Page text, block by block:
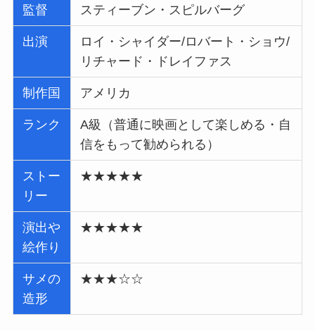
監督 スティーブン・スピルバーグ
出演
ロイ・シャイダー/ロバート・ショウ/
リチャード・ドレイファス
制作国 アメリカ
ランク
A級（普通に映画として楽しめる・自
信をもって勧められる）
ストー
リー
★★★★★
演出や
絵作り
★★★★★
サメの
造形
★★★☆☆